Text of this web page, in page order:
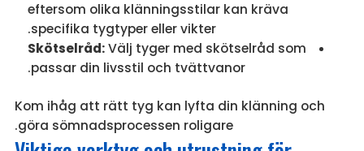
eftersom olika klänningsstilar kan kräva
specifika tygtyper eller vikter.
Skötselråd:Välj tyger med skötselråd som
passar din livsstil och tvättvanor.
Kom ihåg att rätt tyg kan lyfta din klänning och
göra sömnadsprocessen roligare.